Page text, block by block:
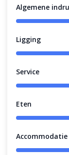
Algemene
Ligging
Service
Eten
Accommodatie